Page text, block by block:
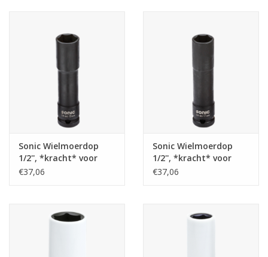
Sonic Wielmoerdop
1/2'', *kracht* voor
aluminium velgen
€37,06
Sonic Wielmoerdop
1/2'', *kracht* voor
aluminium velgen
€37,06